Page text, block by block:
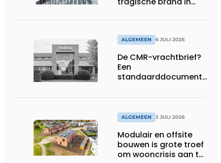
ALGEMEEN 6 JULI 2026
De CMR-vrachtbrief?
Een
standaarddocument
ALGEMEEN 3 JULI 2026
Modulair en offsite
bouwen is grote troef
om wooncrisis aan te